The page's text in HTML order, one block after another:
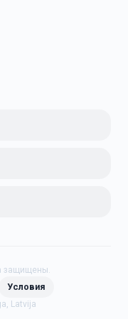
защищены.
Условия
Latvija